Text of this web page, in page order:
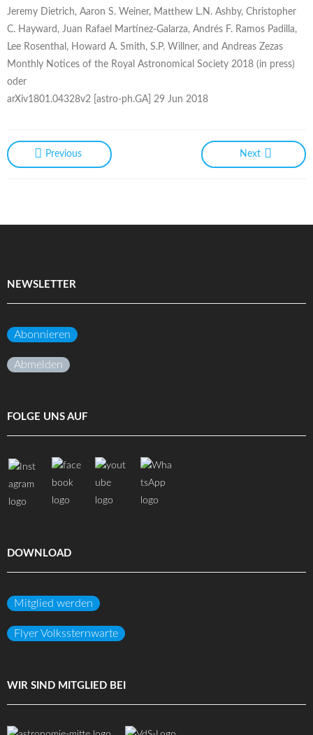
Jeremy Dietrich, Aaron S. Weiner, Matthew L.N. Ashby, Christopher
C. Hayward, Juan Rafael Martínez-Galarza, Andrés F. Ramos Padilla,
Lee Rosenthal, Howard A. Smith, S.P. Willner, and Andreas Zezas
Monthly Notices of the Royal Astronomical Society 2018 (in press)
oder
arXiv1801.04328v2 [astro-ph.GA] 29 Jun 2018
Previous Next
NEWSLETTER
Abonnieren
Abmelden
FOLGE UNS AUF
DOWNLOAD
Mitglied werden
Flyer Volkssternwarte
WIR SIND MITGLIED BEI